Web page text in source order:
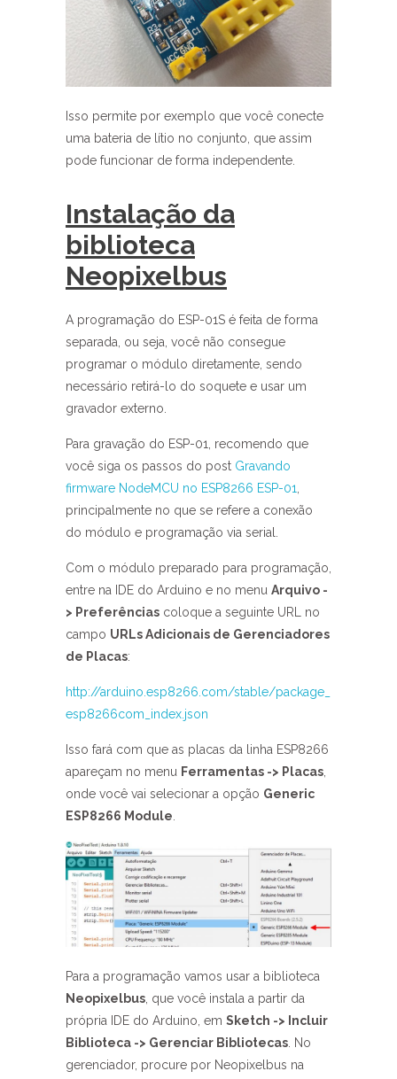
Isso permite por exemplo que você conecte
uma bateria de lítio no conjunto, que assim
pode funcionar de forma independente.
Instalação da
biblioteca
Neopixelbus
A programação do ESP-01S é feita de forma
separada, ou seja, você não consegue
programar o módulo diretamente, sendo
necessário retirá-lo do soquete e usar um
gravador externo.
Para gravação do ESP-01, recomendo que
você siga os passos do post Gravando
firmware NodeMCU no ESP8266 ESP-01
principalmente no que se refere a conexão
do módulo e programação via serial.
Com o módulo preparado para programação,
entre na IDE do Arduino e no menu Arquivo -
> Preferências coloque a seguinte URL no
campo URLs Adicionais de Gerenciadores
de Placas:
http://arduino.esp8266.com/stable/package_
esp8266com_index.json
Isso fará com que as placas da linha ESP8266
apareçam no menu Ferramentas -> Placas
onde você vai selecionar a opção Generic
ESP8266 Module
Para a programação vamos usar a biblioteca
Neopixelbus , que você instala a partir da
própria IDE do Arduino, em Sketch -> Incluir
Biblioteca -> Gerenciar Bibliotecas . No
gerenciador, procure por Neopixelbus na